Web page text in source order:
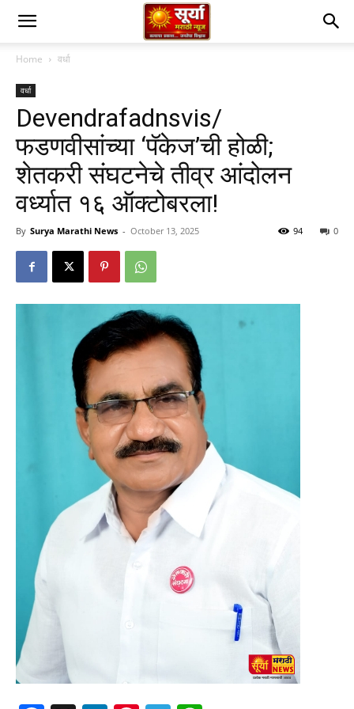
Home वर्धा
वर्धा
Devendrafadnsvis/
फडणवीसांच्या ‘पॅकेज’ची होळी;
शेतकरी संघटनेचे तीव्र आंदोलन
वर्ध्यात १६ ऑक्टोबरला!
By Surya Marathi News - October 13, 2025 0
94